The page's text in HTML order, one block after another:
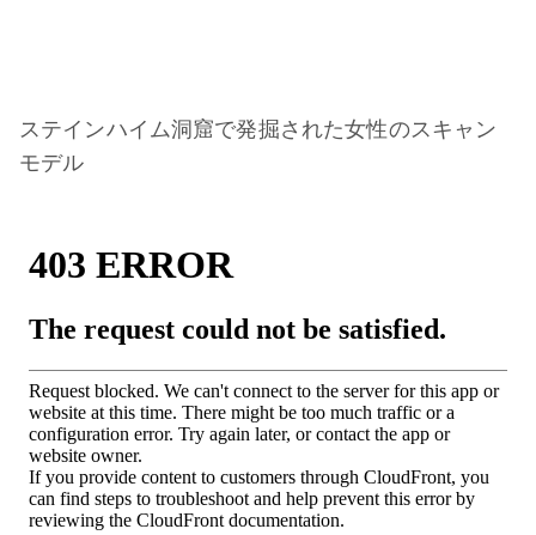
ステインハイム洞窟で発掘された女性のスキャン
モデル